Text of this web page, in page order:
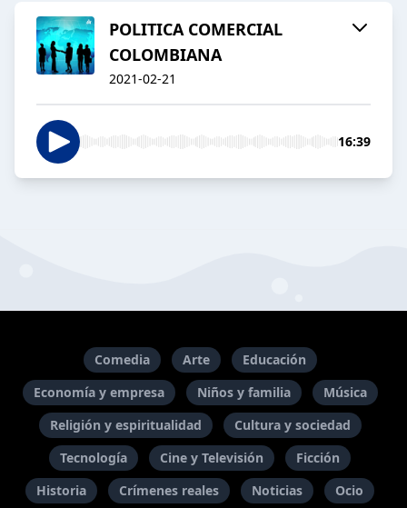
POLITICA COMERCIAL
COLOMBIANA
2021-02-21
16:39
Comedia Arte
Educación
Economía y empresa
Niños y familia
Música
Religión y espiritualidad
Cultura y sociedad
Tecnología
Cine y Televisión
Ficción
Historia
Crímenes reales Noticias Ocio